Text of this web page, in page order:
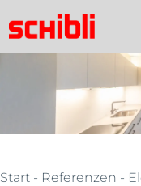
Inhalt
springen
Schibli-
Kontakt Suchen
Start - Referenzen -